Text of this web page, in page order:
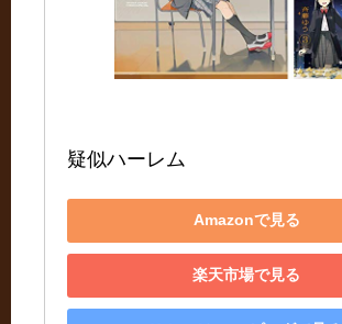
疑似ハーレム
Amazonで見る
楽天市場で見る